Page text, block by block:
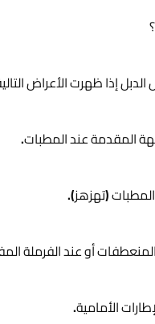
إذا ظهرت الأعراض
المقدمة عند المطبات.
المطبات (تهزهز).
أو عند الفرملة
الأمامية.